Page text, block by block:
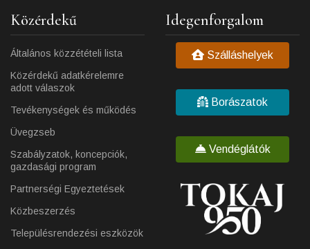
Közérdekű
Általános közzétételi lista
Közérdekű adatkérelemre
adott válaszok
Tevékenységek és működés
Üvegzseb
Szabályzatok, koncepciók,
gazdasági program
Partnerségi Egyeztetések
Közbeszerzés
Településrendezési eszközök
Idegenforgalom
Szálláshelyek
Borászatok
Vendéglátók